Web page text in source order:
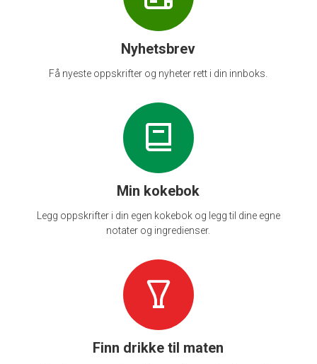
Nyhetsbrev
Få nyeste oppskrifter og nyheter rett i din innboks.
Min kokebok
Legg oppskrifter i din egen kokebok og legg til dine egne
notater og ingredienser.
Finn drikke til maten